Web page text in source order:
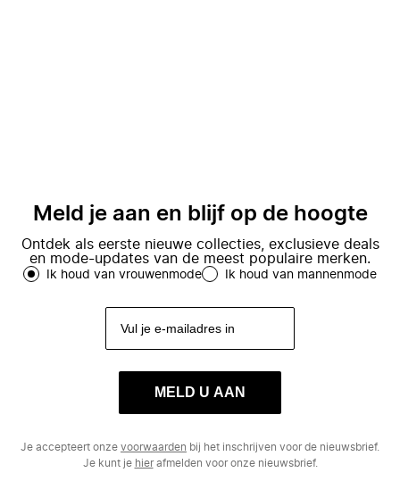
Meld je aan en blijf op de hoogte
Ontdek als eerste nieuwe collecties, exclusieve deals
en mode-updates van de meest populaire merken.
Ik houd van vrouwenmode Ik houd van mannenmode
MELD U AAN
Je accepteert onze voorwaarden bij het inschrijven voor de nieuwsbrief.
Je kunt je hierafmelden voor onze nieuwsbrief.